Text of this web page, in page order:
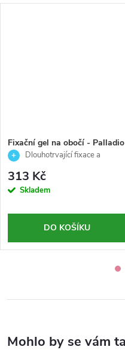
Fixační gel na obočí - Palladio
- 21,2 gDlouhotrvající fixace a
313 Kč
Skladem
DO KOŠÍKU